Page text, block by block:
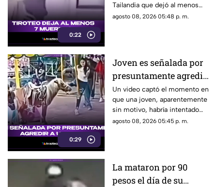
0:22
Tailandia que dejó al menos
siete personas muertas, entre
agosto 08, 2026 05:48 p. m.
0:29
Joven es señalada por
presuntamente agredir
a un pony en feria de
Pueblo Mágico
Un video captó el momento en
que una joven, aparentemente
sin motivo, habría intentado
agredir a un pequeño pony.
agosto 08, 2026 05:45 p. m.
La mataron por 90
pesos el día de su